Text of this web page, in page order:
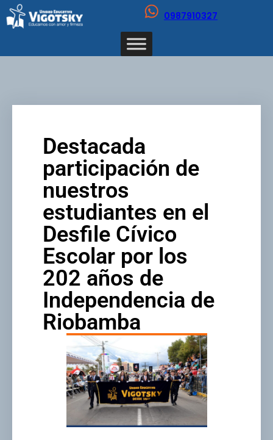
0987910327
Destacada
participación de
nuestros
estudiantes en el
Desfile Cívico
Escolar por los
202 años de
Independencia de
Riobamba